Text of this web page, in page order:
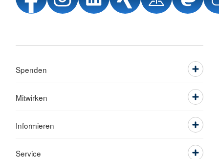
Spenden
Mitwirken
Informieren
Service